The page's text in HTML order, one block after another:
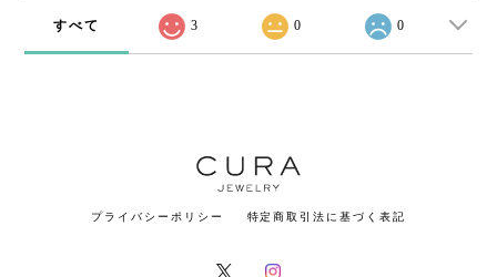
すべて 3 0 0
プライバシーポリシー 特定商取引法に基づく表記